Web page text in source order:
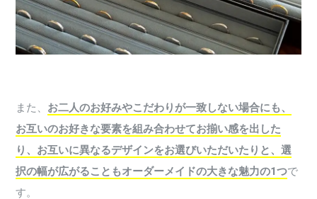
また、 お二人のお好みやこだわりが一致しない場合にも、
お互いのお好きな要素を組み合わせてお揃い感を出した
り、お互いに異なるデザインをお選びいただいたりと、選
択の幅が広がることもオーダーメイドの大きな魅力の1つで
す。